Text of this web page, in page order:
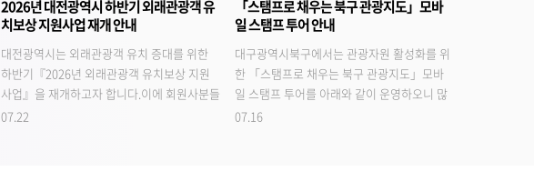
2026년 대전광역시 하반기 외래관광객 유
치보상 지원사업 재개 안내
대전광역시는 외래관광객 유치 증대를 위한
하반기『2026년 외래관광객 유치보상 지원
사업』을 재개하고자 합니다.이에 회원사분들
의 많은 참여 바랍니다. - 아 래 - 가. 사 업 명 :
07.22
「스탬프로 채우는 북구 관광지도」모바
일 스탬프 투어 안내
대구광역시북구에서는 관광자원 활성화를 위
한 「스탬프로 채우는 북구 관광지도」모바
일 스탬프 투어를 아래와 같이 운영하오니 많
은 분들의 참여바랍니다. - 아 래 - ◇ 운영기간
07.16